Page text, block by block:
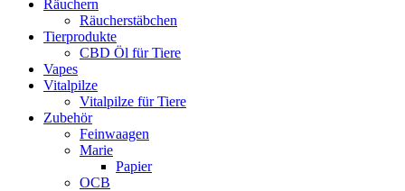
Räuchern
Räucherstäbchen
Tierprodukte
CBD Öl für Tiere
Vapes
Vitalpilze
Vitalpilze für Tiere
Zubehör
Feinwaagen
Marie
Papier
OCB